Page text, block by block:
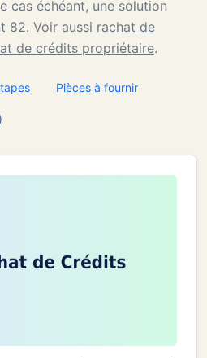
cas échéant, une solution
82. Voir aussi rachat de
de crédits propriétaire.
Pièces à fournir